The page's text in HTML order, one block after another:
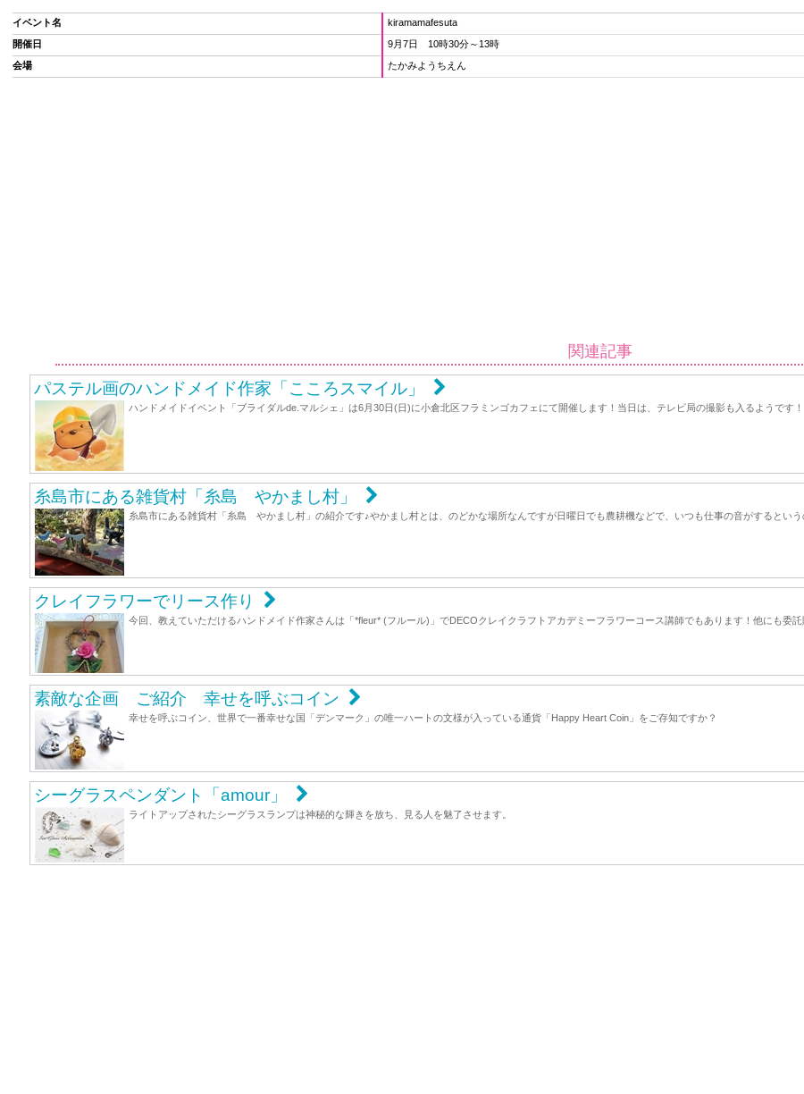
イベント名
kiramamafesuta
開催日
9月7日 10時30分～13時
会場
たかみようちえん
関連記事
パステル画のハンドメイド作家「こころスマイル」
ハンドメイドイベント「ブライダルde.マルシェ」は6月30日(日)に小倉北区フラミンゴカフェにて開催します！当日は、テレビ局の撮影も入るようです！
糸島市にある雑貨村「糸島 やかまし村」
糸島市にある雑貨村「糸島 やかまし村」の紹介です♪やかまし村とは、のどかな場所なんですが日曜日でも農耕機などで、いつも仕事の音がするとい
クレイフラワーでリース作り
今回、教えていただけるハンドメイド作家さんは「*fleur* (フルール)」でDECOクレイクラフトアカデミーフラワーコース講師でもあります！他にも委
素敵な企画 ご紹介 幸せを呼ぶコイン
幸せを呼ぶコイン、世界で一番幸せな国「デンマーク」の唯一ハートの文様が入っている通貨「Happy Heart Coin」をご存知ですか？
シーグラスペンダント「amour」
ライトアップされたシーグラスランプは神秘的な輝きを放ち、見る人を魅了させます。